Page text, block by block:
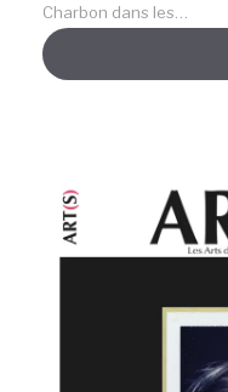
Charbon dans les…